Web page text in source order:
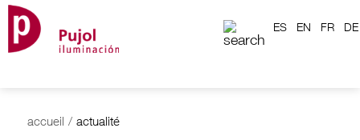
ES EN FR DE
accueil / actualité